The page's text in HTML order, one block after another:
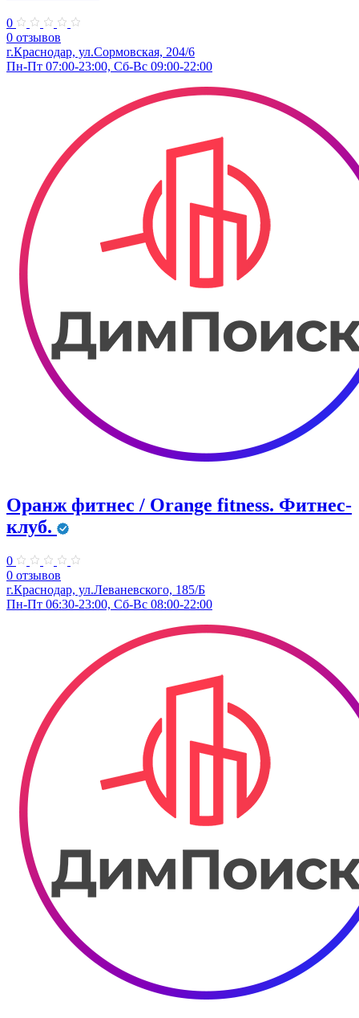
0
0 отзывов
г.Краснодар, ул.Сормовская, 204/6
Пн-Пт 07:00-23:00, Сб-Вс 09:00-22:00
Оранж фитнес / Orange fitness. Фитнес-
клуб.
0
0 отзывов
г.Краснодар, ул.Леваневского, 185/Б
Пн-Пт 06:30-23:00, Сб-Вс 08:00-22:00